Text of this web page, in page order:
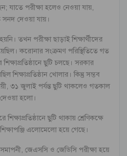
যাতে পরীক্ষা হলেও নেওয়া যায়,
দেওয়া যায়।
তখন পরীক্ষা ছাড়াই শিক্ষার্থীদের
করোনার সংক্রমণ পরিস্থিতিতে গত
ছুটি চলছে। সরকার
শিক্ষাপ্রতিষ্ঠান খোলার। কিন্তু সম্ভব
৩১ জুলাই পর্যন্ত ছুটি থাকলেও গতকাল
হলো।
ছুটি থাকায় শ্রেণিকক্ষে
এলোমেলো হয়ে গেছে।
সমাপনী, জেএসসি ও জেডিসি পরীক্ষা হয়ে